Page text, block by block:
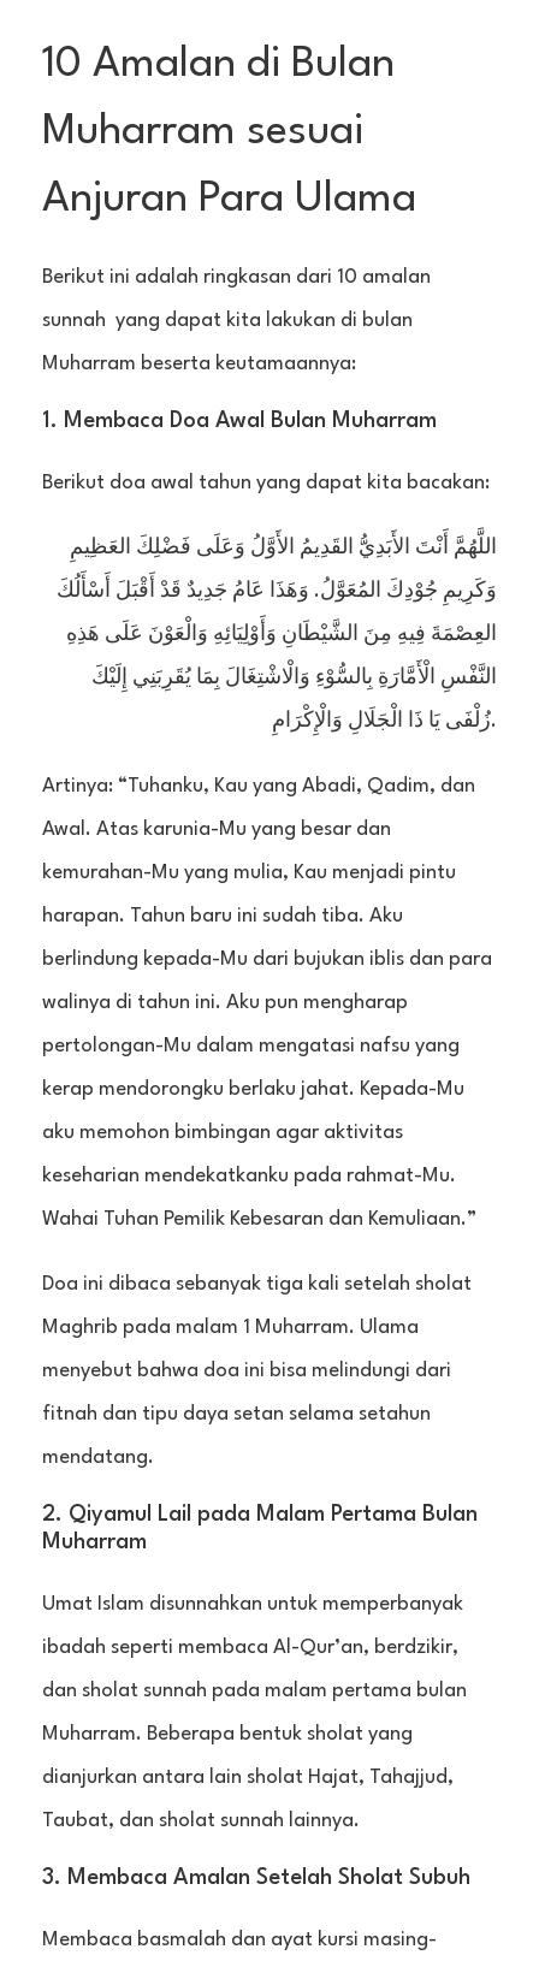
10 Amalan di Bulan
Muharram sesuai
Anjuran Para Ulama
Berikut ini adalah ringkasan dari 10 amalan
sunnah yang dapat kita lakukan di bulan
Muharram beserta keutamaannya:
1. Membaca Doa Awal Bulan Muharram
Berikut doa awal tahun yang dapat kita bacakan:
اللَّهُمَّ أَنْتَ الأَبَدِيُّ القَدِيمُ الأَوَّلُ وَعَلَى فَضْلِكَ العَظِيمِ
وَكَرِيمِ جُوْدِكَ المُعَوَّلُ. وَهَذَا عَامُ جَدِيدٌ قَدْ أَقْبَلَ أَسْأَلُكَ
العِصْمَةَ فِيهِ مِنَ الشَّيْطَانِ وَأَوْلِيَائِهِ وَالْعَوْنَ عَلَى هَذِهِ
النَّفْسِ الْأَمَّارَةِ بِالسُّوْءِ وَالْاشْتِغَالَ بِمَا يُقَرِبَنِي إِلَيْكَ
زُلْفَى يَا ذَا الْجَلَالِ وَالْإِكْرَامِ.
Artinya: “Tuhanku, Kau yang Abadi, Qadim, dan
Awal. Atas karunia-Mu yang besar dan
kemurahan-Mu yang mulia, Kau menjadi pintu
harapan. Tahun baru ini sudah tiba. Aku
berlindung kepada-Mu dari bujukan iblis dan para
walinya di tahun ini. Aku pun mengharap
pertolongan-Mu dalam mengatasi nafsu yang
kerap mendorongku berlaku jahat. Kepada-Mu
aku memohon bimbingan agar aktivitas
keseharian mendekatkanku pada rahmat-Mu.
Wahai Tuhan Pemilik Kebesaran dan Kemuliaan.”
Doa ini dibaca sebanyak tiga kali setelah sholat
Maghrib pada malam 1 Muharram. Ulama
menyebut bahwa doa ini bisa melindungi dari
fitnah dan tipu daya setan selama setahun
mendatang.
2. Qiyamul Lail pada Malam Pertama Bulan
Muharram
Umat Islam disunnahkan untuk memperbanyak
ibadah seperti membaca Al-Qur’an, berdzikir,
dan sholat sunnah pada malam pertama bulan
Muharram. Beberapa bentuk sholat yang
dianjurkan antara lain sholat Hajat, Tahajjud,
Taubat, dan sholat sunnah lainnya.
3. Membaca Amalan Setelah Sholat Subuh
Membaca basmalah dan ayat kursi masing-